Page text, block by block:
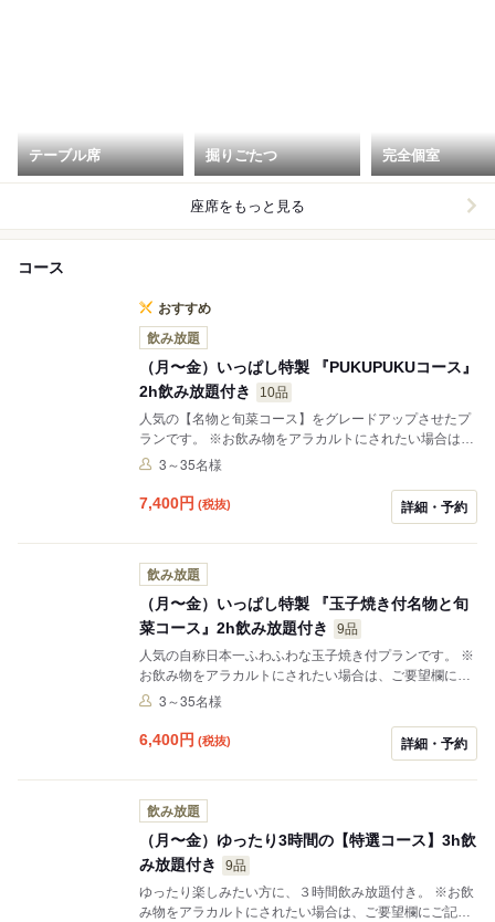
テーブル席 掘りごたつ 完全個室
座席をもっと見る
コース
おすすめ
飲み放題
（月〜金）いっぱし特製 『PUKUPUKUコース』
2h飲み放題付き
10品
人気の【名物と旬菜コース】をグレードアップさせたプ
ランです。 ※お飲み物をアラカルトにされたい場合は、
ご要望欄にご記入いただくか、ご予約を完了された後ご
いただきます。（コース料理のみ5000円税別） ※生ビ
ールはピッチャーで御提供させて頂くことがございま
3～35名様
7,400円 (税抜) 詳細・予約
飲み放題
（月〜金）いっぱし特製 『玉子焼き付名物と旬
菜コース』2h飲み放題付き
9品
人気の自称日本一ふわふわな玉子焼き付プランです。 ※
お飲み物をアラカルトにされたい場合は、ご要望欄にご
記入いただくか、ご予約を完了された後ご予約日の前営
す。（コース料理のみ4000円税別） ※生ビールはピッ
チャーで御提供させて頂くことがございます。
3～35名様
6,400円 (税抜) 詳細・予約
飲み放題
（月〜金）ゆったり3時間の【特選コース】3h飲
み放題付き
9品
ゆったり楽しみたい方に、３時間飲み放題付き。 ※お飲
み物をアラカルトにされたい場合は、ご要望欄にご記入